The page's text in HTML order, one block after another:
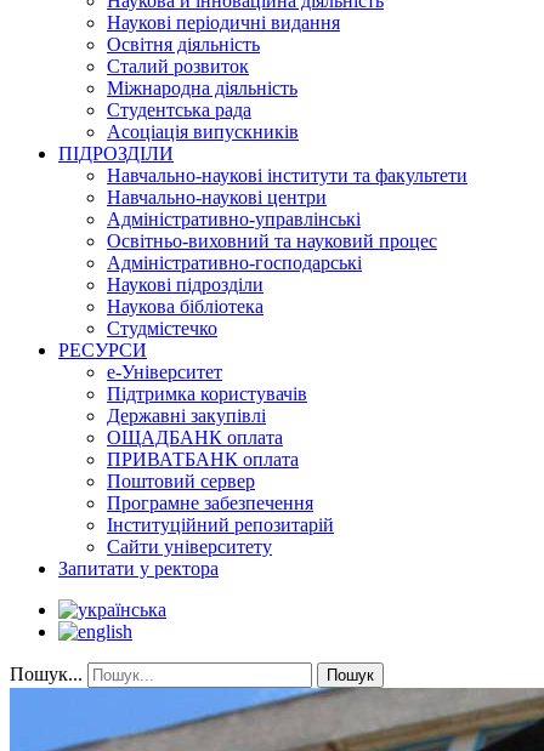
Наукові періодичні видання
Освітня діяльність
Сталий розвиток
Міжнародна діяльність
Студентська рада
Асоціація випускників
ПІДРОЗДІЛИ
Навчально-наукові інститути та факультети
Навчально-наукові центри
Адміністративно-управлінські
Освітньо-виховний та науковий процес
Адміністративно-господарські
Наукові підрозділи
Наукова бібліотека
Студмістечко
РЕСУРСИ
е-Університет
Підтримка користувачів
Державні закупівлі
ОЩАДБАНК оплата
ПРИВАТБАНК оплата
Поштовий сервер
Програмне забезпечення
Інституційний репозитарій
Сайти університету
Запитати у ректора
Пошук... Пошук